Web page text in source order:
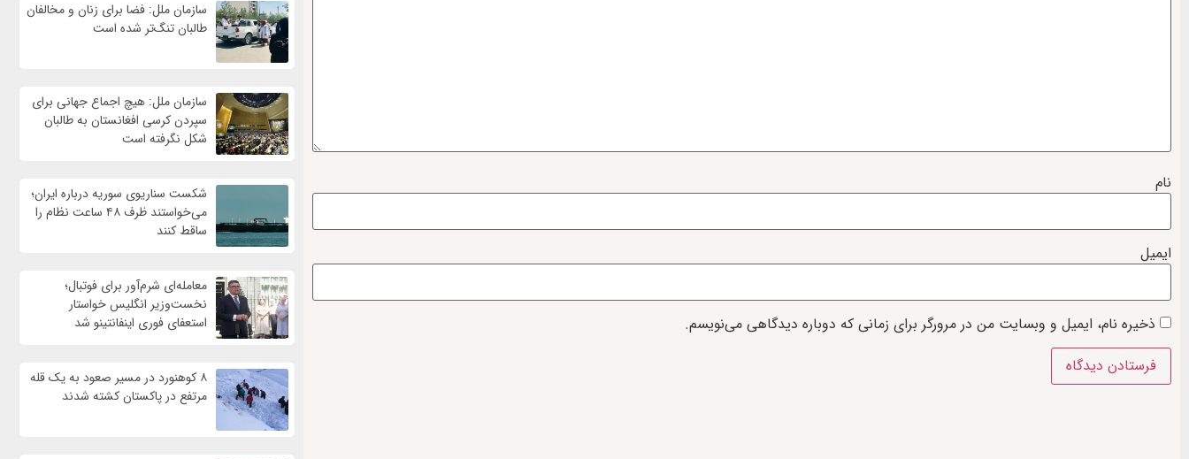
نام
ایمیل
ذخیره نام، ایمیل و وبسایت من در مرورگر برای زمانی که دوباره دیدگاهی می‌نویسم.
سازمان ملل: فضا برای زنان و مخالفان
طالبان تنگ‌تر شده است
سازمان ملل: هیچ اجماع جهانی برای
سپردن کرسی افغانستان به طالبان
شکل نگرفته است
شکست سناریوی سوریه درباره ایران؛
می‌خواستند ظرف ۴۸ ساعت نظام را
ساقط کنند
معامله‌ای شرم‌آور برای فوتبال؛
نخست‌وزیر انگلیس خواستار
استعفای فوری اینفانتینو شد
۸ کوهنورد در مسیر صعود به یک قله
مرتفع در پاکستان کشته شدند